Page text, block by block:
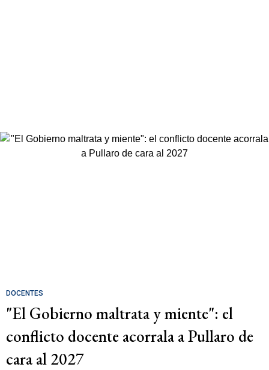
DOCENTES
"El Gobierno maltrata y miente": el
conflicto docente acorrala a Pullaro de
cara al 2027